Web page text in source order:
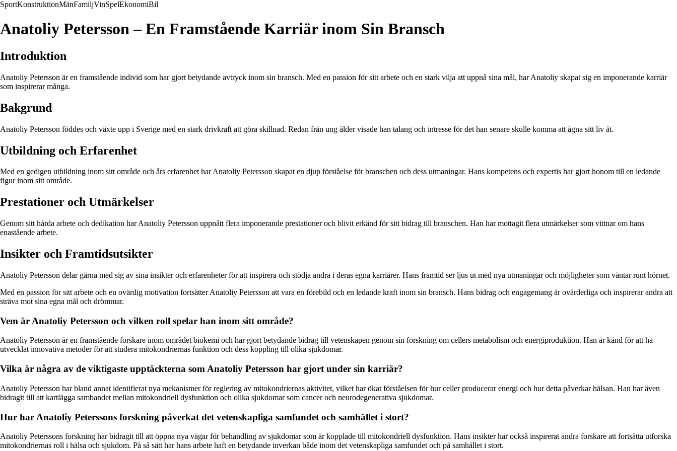
SportKonstruktionMänFamiljVinSpelEkonomiBil
Anatoliy Petersson – En Framstående Karriär inom Sin Bransch
Introduktion
Anatoliy Petersson är en framstående individ som har gjort betydande avtryck inom sin bransch. Med en passion för sitt arbete och en stark vilja att uppnå sina mål, har Anatoliy skapat sig en imponerande karriär
som inspirerar många.
Bakgrund
Anatoliy Petersson föddes och växte upp i Sverige med en stark drivkraft att göra skillnad. Redan från ung ålder visade han talang och intresse för det han senare skulle komma att ägna sitt liv åt.
Utbildning och Erfarenhet
Med en gedigen utbildning inom sitt område och års erfarenhet har Anatoliy Petersson skapat en djup förståelse för branschen och dess utmaningar. Hans kompetens och expertis har gjort honom till en ledande
figur inom sitt område.
Prestationer och Utmärkelser
Genom sitt hårda arbete och dedikation har Anatoliy Petersson uppnått flera imponerande prestationer och blivit erkänd för sitt bidrag till branschen. Han har mottagit flera utmärkelser som vittnar om hans
enastående arbete.
Insikter och Framtidsutsikter
Anatoliy Petersson delar gärna med sig av sina insikter och erfarenheter för att inspirera och stödja andra i deras egna karriärer. Hans framtid ser ljus ut med nya utmaningar och möjligheter som väntar runt hörnet.
Med en passion för sitt arbete och en ovärdig motivation fortsätter Anatoliy Petersson att vara en förebild och en ledande kraft inom sin bransch. Hans bidrag och engagemang är ovärderliga och inspirerar andra att
sträva mot sina egna mål och drömmar.
Vem är Anatoliy Petersson och vilken roll spelar han inom sitt område?
Anatoliy Petersson är en framstående forskare inom området biokemi och har gjort betydande bidrag till vetenskapen genom sin forskning om cellers metabolism och energiproduktion. Han är känd för att ha
utvecklat innovativa metoder för att studera mitokondriernas funktion och dess koppling till olika sjukdomar.
Vilka är några av de viktigaste upptäckterna som Anatoliy Petersson har gjort under sin karriär?
Anatoliy Petersson har bland annat identifierat nya mekanismer för reglering av mitokondriernas aktivitet, vilket har ökat förståelsen för hur celler producerar energi och hur detta påverkar hälsan. Han har även
bidragit till att kartlägga sambandet mellan mitokondriell dysfunktion och olika sjukdomar som cancer och neurodegenerativa sjukdomar.
Hur har Anatoliy Peterssons forskning påverkat det vetenskapliga samfundet och samhället i stort?
Anatoliy Peterssons forskning har bidragit till att öppna nya vägar för behandling av sjukdomar som är kopplade till mitokondriell dysfunktion. Hans insikter har också inspirerat andra forskare att fortsätta utforska
mitokondriernas roll i hälsa och sjukdom. På så sätt har hans arbete haft en betydande inverkan både inom det vetenskapliga samfundet och på samhället i stort.